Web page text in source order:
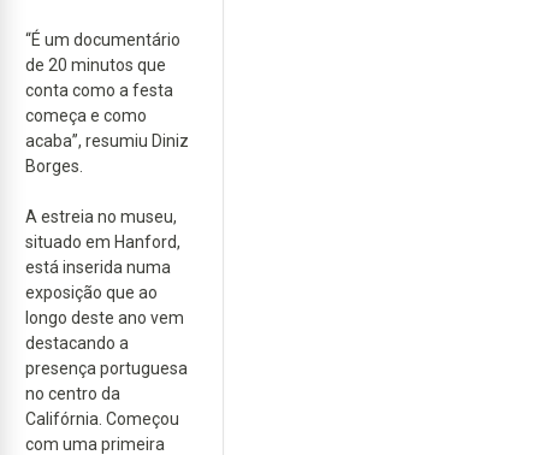
“É um documentário
de 20 minutos que
conta como a festa
começa e como
acaba”, resumiu Diniz
Borges.
A estreia no museu,
situado em Hanford,
está inserida numa
exposição que ao
longo deste ano vem
destacando a
presença portuguesa
no centro da
Califórnia. Começou
com uma primeira